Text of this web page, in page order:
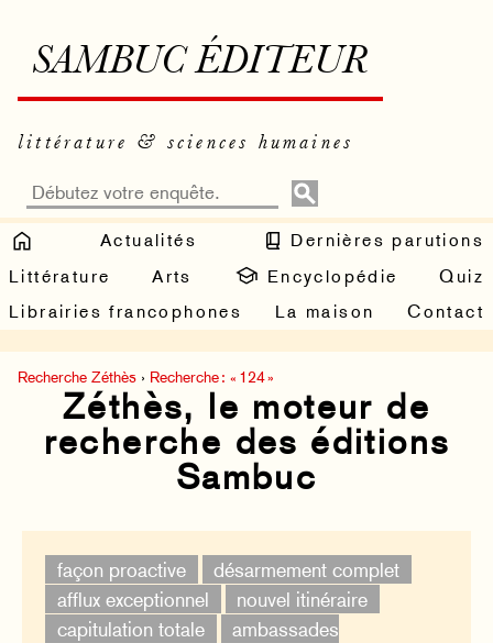
SAMBUC ÉDITEUR
littérature & sciences humaines
Actualités
Dernières parutions
Littérature
Arts Encyclopédie
Quiz
Librairies francophones
La maison Contact
Recherche Zéthès › Recherche : « 124 »
Zéthès, le moteur de
recherche des éditions
Sambuc
façon proactive
désarmement complet
afflux exceptionnel
nouvel itinéraire
capitulation totale
ambassades